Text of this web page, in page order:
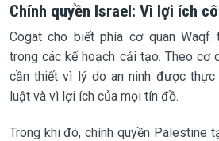
Chính quyền Israel: Vì lợi ích
Cogat cho biết phía cơ quan Waqf
trong các kế hoạch cải tạo. Theo cơ
cần thiết vì lý do an ninh được thực
luật và vì lợi ích của mọi tín đồ.
Trong khi đó, chính quyền Palestine